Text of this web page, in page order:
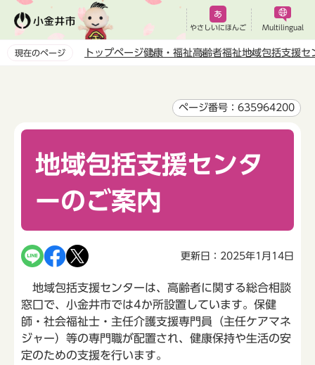
ペ
やさしいにほんご Multilingual
現在のページ トップページ健康・福祉高齢者福祉地域包括支援セ
ページ番号：635964200
地域包括支援センタ
ーのご案内
更新日：2025年1月14日
地域包括支援センターは、高齢者に関する総合相談
窓口で、小金井市では4か所設置しています。保健
師・社会福祉士・主任介護支援専門員（主任ケアマネ
ジャー）等の専門職が配置され、健康保持や生活の安
定のための支援を行います。